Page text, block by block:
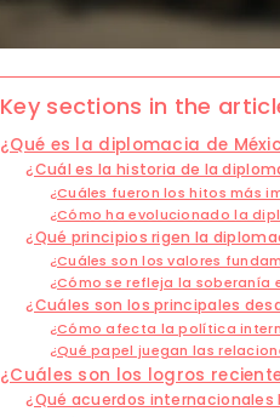
Key sections in the
¿Qué es la diplomacia de
¿Cuál es la historia de la
¿Cuáles fueron los hitos más
¿Cómo ha evolucionado la
¿Qué principios rigen la
¿Cuáles son los valores
¿Cómo se refleja la soberanía
¿Cuáles son los principales
¿Cómo afecta la política
¿Qué papel juegan las
¿Cuáles son los logros
¿Qué acuerdos